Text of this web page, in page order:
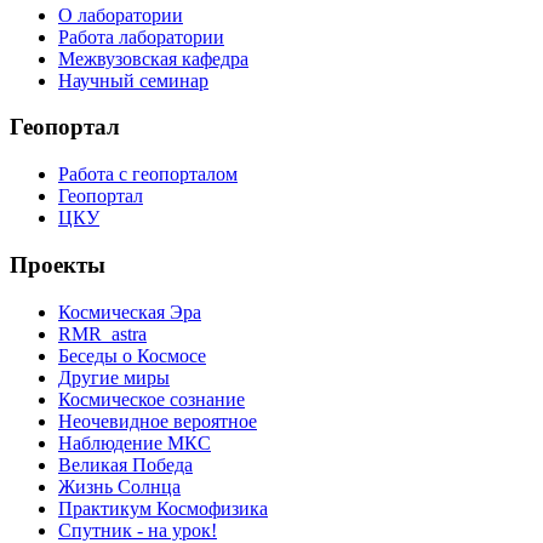
О лаборатории
Работа лаборатории
Межвузовская кафедра
Научный семинар
Геопортал
Работа с геопорталом
Геопортал
ЦКУ
Проекты
Космическая Эра
RMR_astra
Беседы о Космосе
Другие миры
Космическое сознание
Неочевидное вероятное
Наблюдение МКС
Великая Победа
Жизнь Солнца
Практикум Космофизика
Спутник - на урок!